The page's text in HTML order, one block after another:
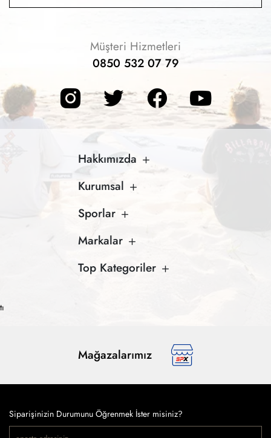
Müşteri Hizmetleri
0850 532 07 79
Hakkımızda
Kurumsal
Sporlar
Markalar
Top Kategoriler
Mağazalarımız
Siparişinizin Durumunu Öğrenmek İster misiniz?